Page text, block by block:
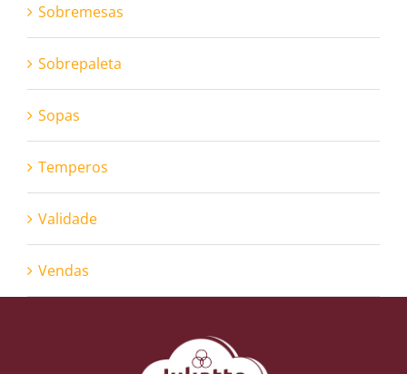
Sobremesas
Sobrepaleta
Sopas
Temperos
Validade
Vendas